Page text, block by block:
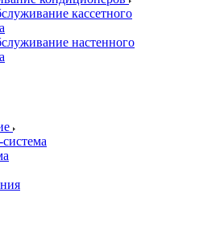
кассетного
настенного